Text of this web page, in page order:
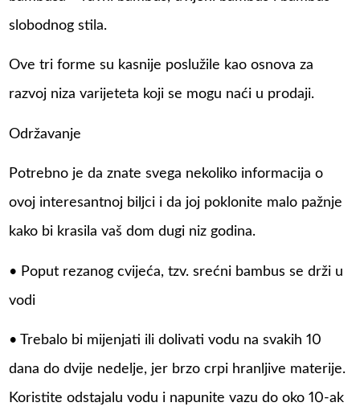
slobodnog stila.
Ove tri forme su kasnije poslužile kao osnova za
razvoj niza varijeteta koji se mogu naći u prodaji.
Održavanje
Potrebno je da znate svega nekoliko informacija o
ovoj interesantnoj biljci i da joj poklonite malo pažnje
kako bi krasila vaš dom dugi niz godina.
• Poput rezanog cvijeća, tzv. srećni bambus se drži u
vodi
• Trebalo bi mijenjati ili dolivati vodu na svakih 10
dana do dvije nedelje, jer brzo crpi hranljive materije.
Koristite odstajalu vodu i napunite vazu do oko 10-ak